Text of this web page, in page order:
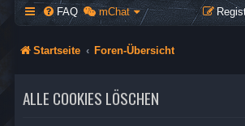
FAQ mChat
Startseite Foren-Übersicht
ALLE COOKIES LÖSCHEN